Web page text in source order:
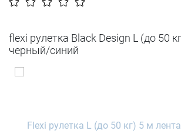
flexi рулетка Black Design L (до 50
черный/синий